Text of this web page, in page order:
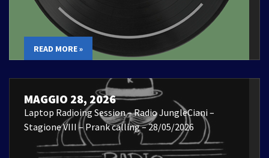
READ MORE »
MAGGIO 28, 2026
Laptop Radioing Session – Radio JungleCiani –
Stagione VIII – Prank calling – 28/05/2026